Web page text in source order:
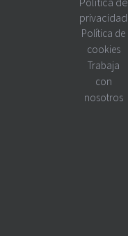
privacidad
Política de
cookies
Trabaja
con
nosotros